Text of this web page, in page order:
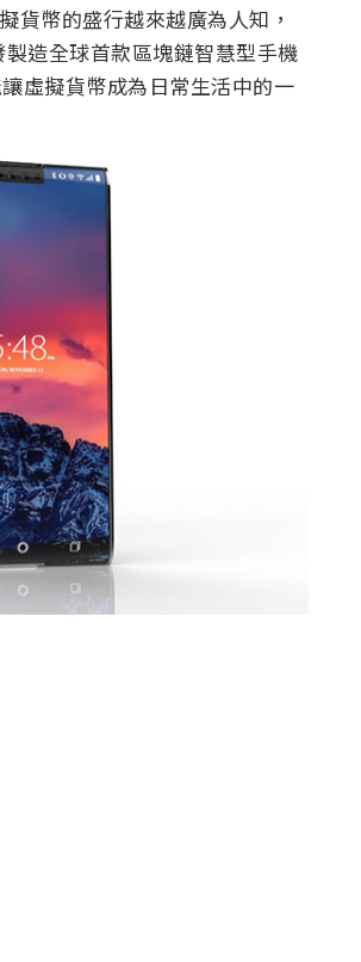
貨幣的盛行越來越廣為人知，
造全球首款區塊鏈智慧型手機
虛擬貨幣成為日常生活中的一